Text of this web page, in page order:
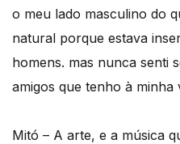
o meu lado masculino do
natural porque estava
homens. mas nunca senti
amigos que tenho à minha
Mitó – A arte, e a música